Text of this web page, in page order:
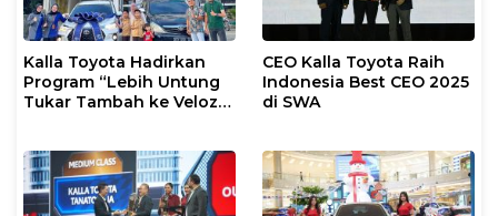
Kalla Toyota Hadirkan
Program “Lebih Untung
Tukar Tambah ke Veloz
CEO Kalla Toyota Raih
Indonesia Best CEO 2025
di SWA